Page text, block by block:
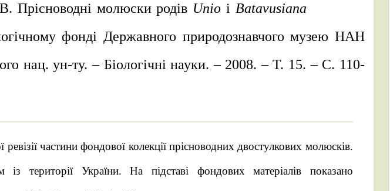
Прісноводні молюски родів Unio і Batavusiana
фонді Державного природознавчого музею НАН
нац. ун-ту. – Біологічні науки. – 2008. – Т. 15. – С. 110-
ревізії частини фондової колекції прісноводних двостулкових молюсків.
території України. На підставі фондових матеріалів показано